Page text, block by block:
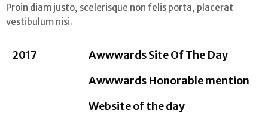
Proin diam justo, scelerisque non felis porta, placerat
vestibulum nisi.
2017
Awwwards Site Of The Day
Awwwards Honorable mention
Website of the day